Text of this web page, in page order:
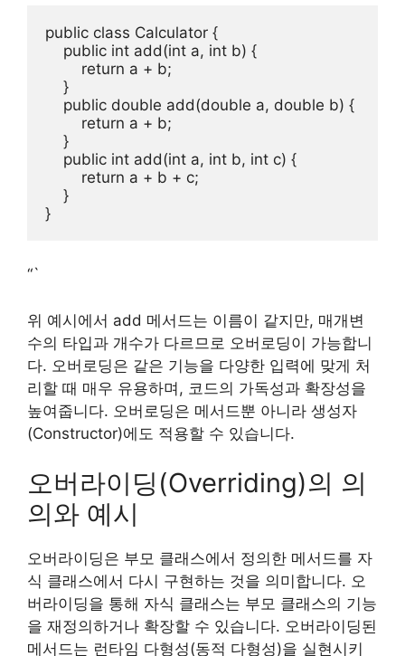
public class Calculator {
    public int add(int a, int b) {
        return a + b;
    }
    public double add(double a, double b) {
        return a + b;
    }
    public int add(int a, int b, int c) {
        return a + b + c;
    }
“`
위 예시에서 add 메서드는 이름이 같지만, 매개변
수의 타입과 개수가 다르므로 오버로딩이 가능합니
다. 오버로딩은 같은 기능을 다양한 입력에 맞게 처
리할 때 매우 유용하며, 코드의 가독성과 확장성을
높여줍니다. 오버로딩은 메서드뿐 아니라 생성자
(Constructor)에도 적용할 수 있습니다.
오버라이딩(Overriding)의 의
의와 예시
오버라이딩은 부모 클래스에서 정의한 메서드를 자
식 클래스에서 다시 구현하는 것을 의미합니다. 오
버라이딩을 통해 자식 클래스는 부모 클래스의 기능
을 재정의하거나 확장할 수 있습니다. 오버라이딩된
메서드는 런타임 다형성(동적 다형성)을 실현시키